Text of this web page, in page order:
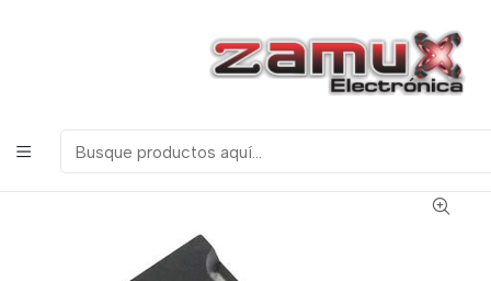
ELECTRONICOS, ROBOTICA & TECNOLOGIA
Semiconductores
Transistores
TIP141 TRANSISTOR DARLINGTON NPN 80V - 10A 125W